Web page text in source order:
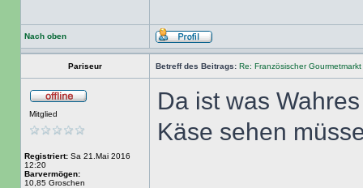
Nach oben
Pariseur Betreff des Beitrags: Re: Französischer Gourmetmarkt
Mitglied
Registriert: Sa 21.Mai 2016
12:20
Barvermögen:
10,85 Groschen
Da ist was
Käse sehen